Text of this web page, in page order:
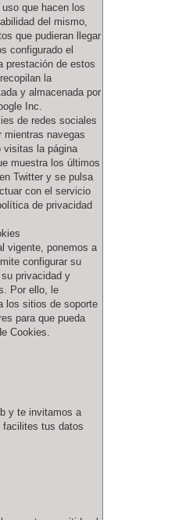
que hacen los
del mismo,
que pudieran llegar
configurado el
prestación de estos
la
y almacenada por
Inc.
de redes sociales
mientras navegas
visitas la página
muestra los últimos
Twitter y se pulsa
con el servicio
de privacidad
vigente, ponemos a
configurar su
privacidad y
Por ello, le
los sitios de soporte
para que pueda
Cookies.
y te invitamos a
facilites tus datos